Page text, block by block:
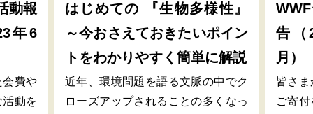
動報
年6
会費や
動を
はじめての 『生物多様性』
～今おさえておきたいポイン
トをわかりやすく簡単に解説
近年、環境問題を語る文脈の中でク
ローズアップされることの多くなっ
告（
月）
皆さ
ご寄